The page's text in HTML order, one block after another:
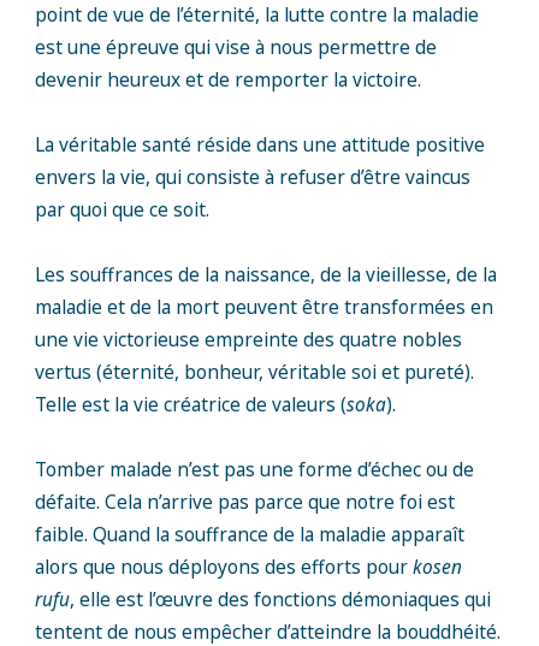
point de vue de l’éternité, la lutte contre la maladie
est une épreuve qui vise à nous permettre de
devenir heureux et de remporter la victoire.
La véritable santé réside dans une attitude positive
envers la vie, qui consiste à refuser d’être vaincus
par quoi que ce soit.
Les souffrances de la naissance, de la vieillesse, de la
maladie et de la mort peuvent être transformées en
une vie victorieuse empreinte des quatre nobles
vertus (éternité, bonheur, véritable soi et pureté).
Telle est la vie créatrice de valeurs (soka).
Tomber malade n’est pas une forme d’échec ou de
défaite. Cela n’arrive pas parce que notre foi est
faible. Quand la souffrance de la maladie apparaît
alors que nous déployons des efforts pourkosen
rufu, elle est l’œuvre des fonctions démoniaques qui
tentent de nous empêcher d’atteindre la bouddhéité.